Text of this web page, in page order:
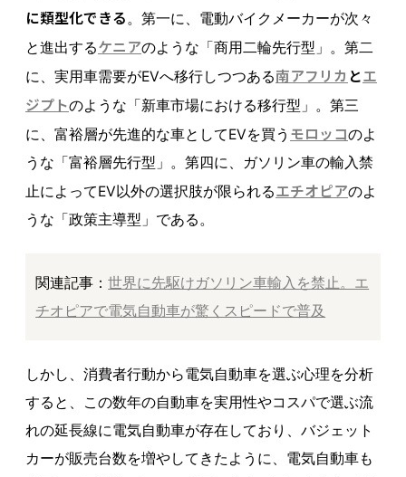
に類型化できる 。第一に、電動バイクメーカーが次々
と進出するケニアのような「商用二輪先行型」。第二
に、実用車需要がEVへ移行しつつある南アフリカ とエ
ジプトのような「新車市場における移行型」。第三
に、富裕層が先進的な車としてEVを買う モロッコのよ
うな「富裕層先行型」。第四に、ガソリン車の輸入禁
止によってEV以外の選択肢が限られるエチオピアのよ
うな「政策主導型」である。
関連記事：世界に先駆けガソリン車輸入を禁止。エ
チオピアで電気自動車が驚くスピードで普及
しかし、消費者行動から電気自動車を選ぶ心理を分析
すると、この数年の自動車を実用性やコスパで選ぶ流
れの延長線に電気自動車が存在しており、バジェット
カーが販売台数を増やしてきたように、電気自動車も